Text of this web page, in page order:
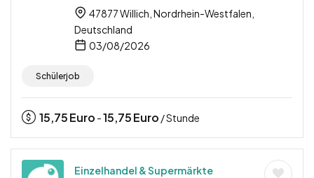
47877 Willich, Nordrhein-Westfalen,
Deutschland
03/08/2026
Schülerjob
15,75Euro -15,75Euro / Stunde
Einzelhandel & Supermärkte